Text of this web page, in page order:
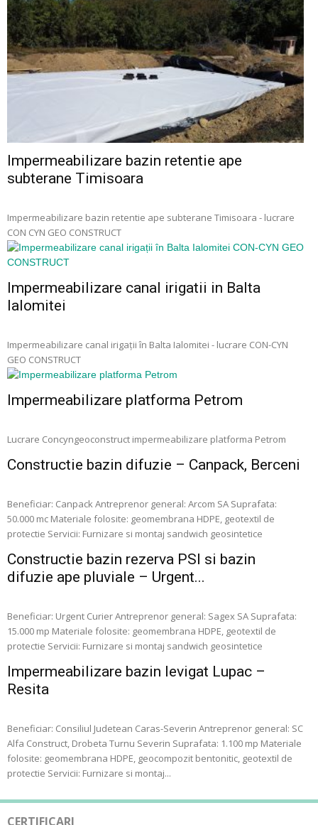
Impermeabilizare bazin retentie ape
subterane Timisoara
Impermeabilizare bazin retentie ape subterane Timisoara - lucrare
CON CYN GEO CONSTRUCT
Impermeabilizare canal irigatii in Balta
Ialomitei
Impermeabilizare canal irigații în Balta Ialomitei - lucrare CON-CYN
GEO CONSTRUCT
Impermeabilizare platforma Petrom
Lucrare Concyngeoconstruct impermeabilizare platforma Petrom
Constructie bazin difuzie – Canpack, Berceni
Beneficiar: Canpack Antreprenor general: Arcom SA Suprafata:
50.000 mc Materiale folosite: geomembrana HDPE, geotextil de
protectie Servicii: Furnizare si montaj sandwich geosintetice
Constructie bazin rezerva PSI si bazin
difuzie ape pluviale – Urgent...
Beneficiar: Urgent Curier Antreprenor general: Sagex SA Suprafata:
15.000 mp Materiale folosite: geomembrana HDPE, geotextil de
protectie Servicii: Furnizare si montaj sandwich geosintetice
Impermeabilizare bazin levigat Lupac –
Resita
Beneficiar: Consiliul Judetean Caras-Severin Antreprenor general: SC
Alfa Construct, Drobeta Turnu Severin Suprafata: 1.100 mp Materiale
folosite: geomembrana HDPE, geocompozit bentonitic, geotextil de
protectie Servicii: Furnizare si montaj...
CERTIFICARI